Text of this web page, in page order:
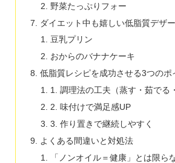
野菜たっぷりフォー
ダイエット中も嬉しい低脂質デザー
豆乳プリン
おからのバナナケーキ
低脂質レシピを成功させる3つのポ
1. 調理法の工夫（蒸す・茹でる
2. 味付けで満足感UP
3. 作り置きで継続しやすく
よくある間違いと対処法
「ノンオイル＝健康」とは限ら